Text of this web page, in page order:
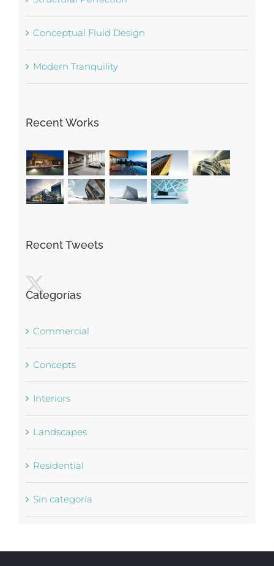
Conceptual Fluid Design
Modern Tranquility
Recent Works
Recent Tweets
Categorías
Commercial
Concepts
Interiors
Landscapes
Residential
Sin categoría